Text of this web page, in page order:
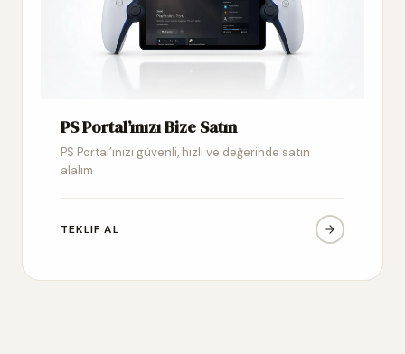
PS Portal’ınızı Bize Satın
PS Portal’ınızı güvenli, hızlı ve değerinde satın
alalım
TEKLIF AL